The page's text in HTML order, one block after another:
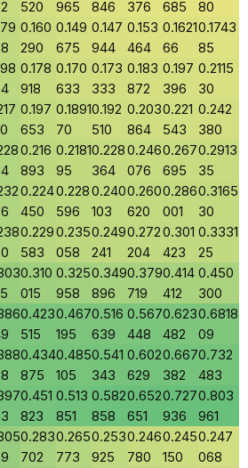
520
965
846
376
685
80
0.160
290
0.149
675
0.147
944
0.153
464
0.1621
66
0.1743
85
0.178
918
0.170
633
0.173
333
0.183
872
0.197
396
0.2115
30
0.197
653
0.1891
70
0.192
510
0.203
864
0.221
543
0.242
380
0.216
893
0.2181
95
0.228
364
0.246
076
0.267
695
0.2913
35
0.224
450
0.228
596
0.240
103
0.260
620
0.286
001
0.3165
30
0.229
583
0.235
058
0.249
241
0.272
204
0.301
423
0.3331
25
0.310
015
0.325
958
0.349
896
0.379
719
0.414
412
0.450
300
0.423
515
0.467
195
0.516
639
0.567
448
0.623
482
0.6818
09
0.434
875
0.485
105
0.541
343
0.602
629
0.667
382
0.732
483
0.451
823
0.513
851
0.582
858
0.652
651
0.727
936
0.803
961
0.283
702
0.265
773
0.253
925
0.246
780
0.245
150
0.247
068